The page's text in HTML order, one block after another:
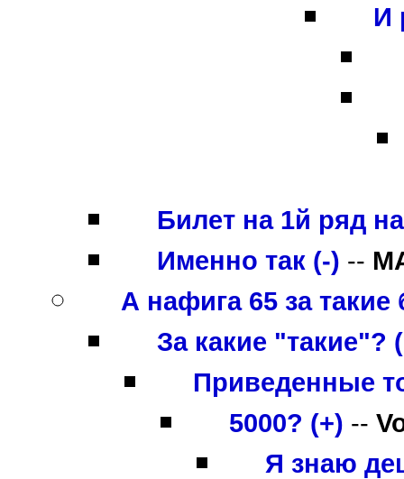
И
Билет на 1й ряд
Именно так (-) --
А нафига 65 за
За какие "такие"?
Приведенные
5000? (+) --
Я знаю